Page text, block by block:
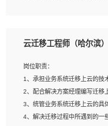
岗位要求：
2、熟悉tensorflow，keras，
有效的模型；
3、熟悉掌握至少一种编程语言
4、 熟悉NLP相关算法与实现；
5、至少有一次及以上问答系统
云迁移工程师（哈尔滨）
岗位职责：
1、承担业务系统迁移上云的技
2、配合解决方案经理编写迁移
3、统管业务系统迁移上云的具
4、解决迁移过程中所遇到的一